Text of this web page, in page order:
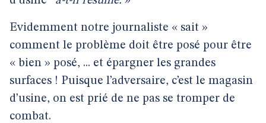
Evidemment notre journaliste « sait »
comment le problème doit être posé pour être
« bien » posé, ... et épargner les grandes
surfaces ! Puisque l’adversaire, c’est le magasin
d’usine, on est prié de ne pas se tromper de
combat.